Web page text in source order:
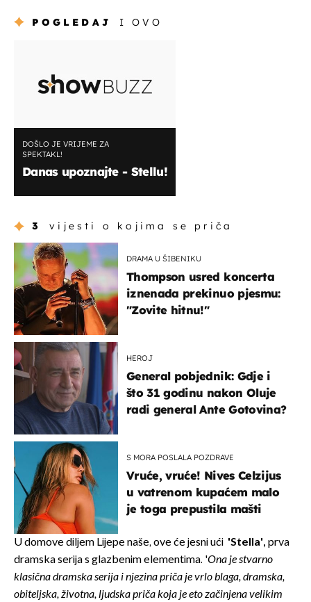
POGLEDAJ I OVO
DOŠLO JE VRIJEME ZA
SPEKTAKL!
Danas upoznajte - Stellu!
3 vijesti o kojima se priča
DRAMA U ŠIBENIKU
Thompson usred koncerta
iznenada prekinuo pjesmu:
"Zovite hitnu!"
HEROJ
General pobjednik: Gdje i
što 31 godinu nakon Oluje
radi general Ante Gotovina?
S MORA POSLALA POZDRAVE
Vruće, vruće! Nives Celzijus
u vatrenom kupaćem malo
je toga prepustila mašti
U domove diljem Lijepe naše, ove će jesni ući 'Stella', prva
dramska serija s glazbenim elementima. 'Ona je stvarno
klasična dramska serija i njezina priča je vrlo blaga, dramska,
obiteljska, životna, ljudska priča koja je eto začinjena velikim